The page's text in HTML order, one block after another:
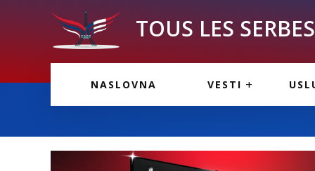
TOUS LES
NASLOVNA VESTI